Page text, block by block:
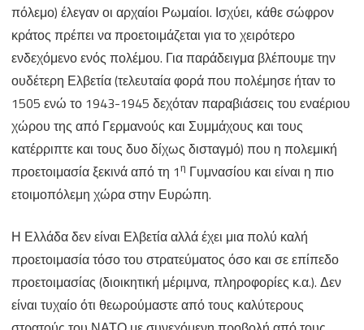
πόλεμο) έλεγαν οι αρχαίοι Ρωμαίοι. Ισχύει, κάθε σώφρον
κράτος πρέπει να προετοιμάζεται για το χειρότερο
ενδεχόμενο ενός πολέμου. Για παράδειγμα βλέπουμε την
ουδέτερη Ελβετία (τελευταία φορά που πολέμησε ήταν το
1505 ενώ το 1943-1945 δεχόταν παραβιάσεις του εναέριου
χώρου της από Γερμανούς και Συμμάχους και τους
κατέρριπτε και τους δυο δίχως δισταγμό) που η πολεμική
προετοιμασία ξεκινά από τη 1η Γυμνασίου και είναι η πιο
ετοιμοπόλεμη χώρα στην Ευρώπη.
Η Ελλάδα δεν είναι Ελβετία αλλά έχει μια πολύ καλή
προετοιμασία τόσο του στρατεύματος όσο και σε επίπεδο
προετοιμασίας (διοικητική μέριμνα, πληροφορίες κ.α.). Δεν
είναι τυχαίο ότι θεωρούμαστε από τους καλύτερους